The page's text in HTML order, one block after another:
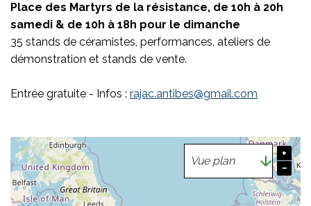
Place des Martyrs de la résistance, de 10h à 20h
samedi & de 10h à 18h pour le dimanche
35 stands de céramistes, performances, ateliers de
démonstration et stands de vente.
Entrée gratuite - Infos : rajac.antibes@gmail.com
+
−